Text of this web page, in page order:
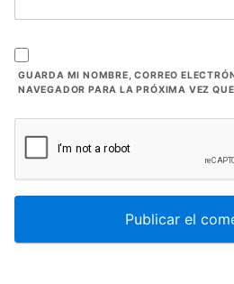
GUARDA MI NOMBRE, CORREO
NAVEGADOR PARA LA PRÓXIMA VEZ